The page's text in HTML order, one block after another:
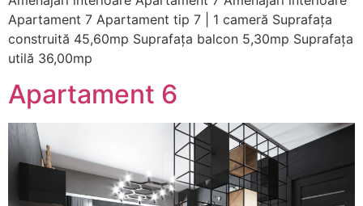
Apartament 7 Apartament tip 7 | 1 cameră Suprafața
construită 45,60mp Suprafața balcon 5,30mp Suprafața
utilă 36,00mp
Apartament 6